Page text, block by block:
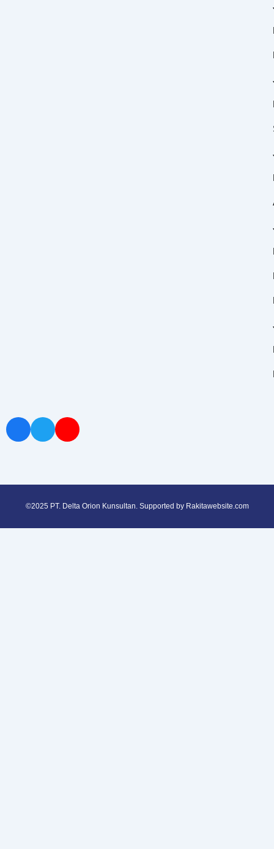
©2025 PT. Delta Orion Kunsultan. Supported by Rakitawebsite.com